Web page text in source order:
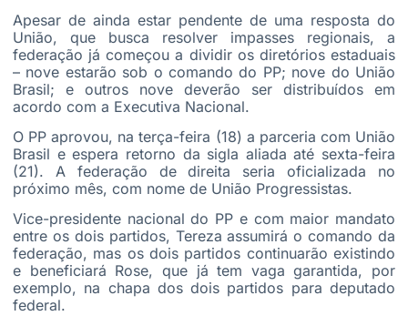
Apesar de ainda estar pendente de uma resposta do
União, que busca resolver impasses regionais, a
federação já começou a dividir os diretórios estaduais
– nove estarão sob o comando do PP; nove do União
Brasil; e outros nove deverão ser distribuídos em
acordo com a Executiva Nacional.
O PP aprovou, na terça-feira (18) a parceria com União
Brasil e espera retorno da sigla aliada até sexta-feira
(21). A federação de direita seria oficializada no
próximo mês, com nome de União Progressistas.
Vice-presidente nacional do PP e com maior mandato
entre os dois partidos, Tereza assumirá o comando da
federação, mas os dois partidos continuarão existindo
e beneficiará Rose, que já tem vaga garantida, por
exemplo, na chapa dos dois partidos para deputado
federal.